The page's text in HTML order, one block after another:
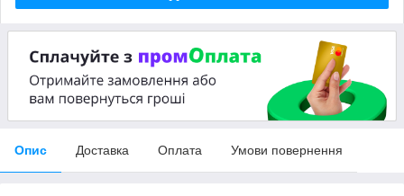
Опис Доставка Оплата Умови повернення